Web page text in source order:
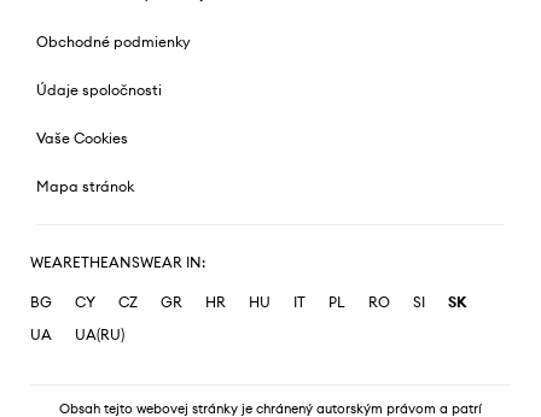
Obchodné podmienky
Údaje spoločnosti
Vaše Cookies
Mapa stránok
WEARETHEANSWEAR IN:
BG CY CZ GR HR HU IT PL RO SI
SK
UA
UA(RU)
Obsah tejto webovej stránky je chránený autorským právom a patrí